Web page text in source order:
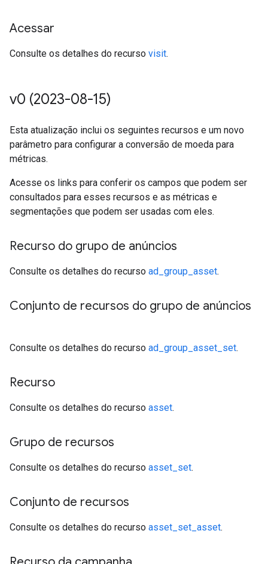
Acessar
Consulte os detalhes do recurso visit.
v0 (2023-08-15)
Esta atualização inclui os seguintes recursos e um novo
parâmetro para configurar a conversão de moeda para
métricas.
Acesse os links para conferir os campos que podem ser
consultados para esses recursos e as métricas e
segmentações que podem ser usadas com eles.
Recurso do grupo de anúncios
Consulte os detalhes do recurso ad_group_asset.
Conjunto de recursos do grupo de anúncios
Consulte os detalhes do recurso ad_group_asset_set.
Recurso
Consulte os detalhes do recurso asset.
Grupo de recursos
Consulte os detalhes do recurso asset_set.
Conjunto de recursos
Consulte os detalhes do recurso asset_set_asset.